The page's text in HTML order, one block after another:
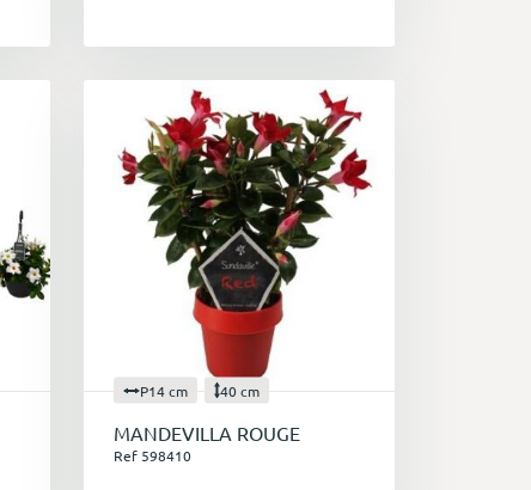
P14 cm 40 cm
MANDEVILLA ROUGE
Ref 598410